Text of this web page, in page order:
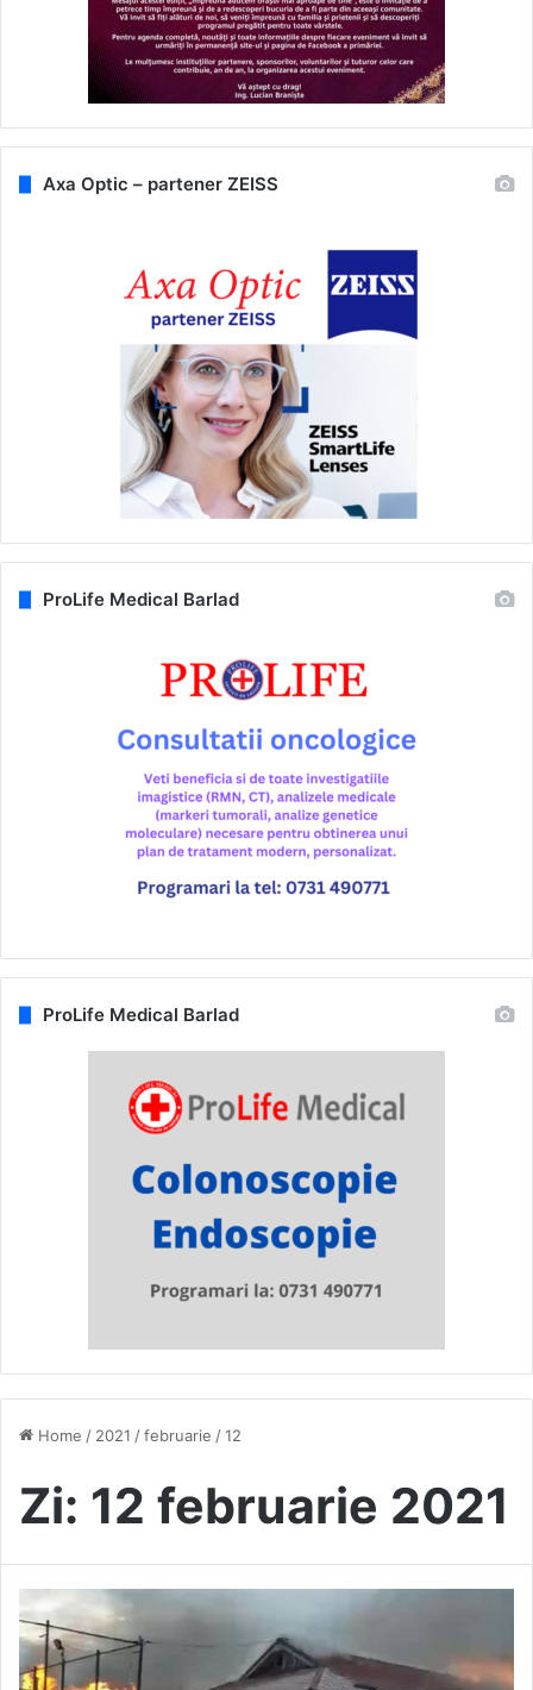
Home / 2021 /februarie /12
Zi: 12 februarie 2021
Axa Optic – partener ZEISS
ProLife Medical Barlad
ProLife Medical Barlad